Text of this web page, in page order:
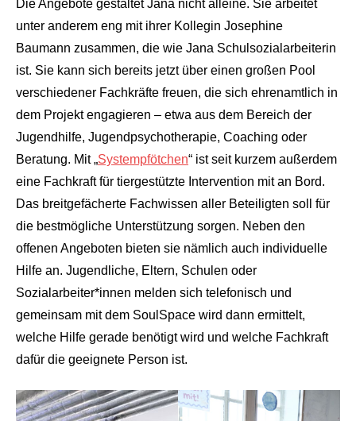
Die Angebote gestaltet Jana nicht alleine. Sie arbeitet
unter anderem eng mit ihrer Kollegin Josephine
Baumann zusammen, die wie Jana Schulsozialarbeiterin
ist. Sie kann sich bereits jetzt über einen großen Pool
verschiedener Fachkräfte freuen, die sich ehrenamtlich in
dem Projekt engagieren – etwa aus dem Bereich der
Jugendhilfe, Jugendpsychotherapie, Coaching oder
Beratung. Mit „Systempfötchen“ ist seit kurzem außerdem
eine Fachkraft für tiergestützte Intervention mit an Bord.
Das breitgefächerte Fachwissen aller Beteiligten soll für
die bestmögliche Unterstützung sorgen. Neben den
offenen Angeboten bieten sie nämlich auch individuelle
Hilfe an. Jugendliche, Eltern, Schulen oder
Sozialarbeiter*innen melden sich telefonisch und
gemeinsam mit dem SoulSpace wird dann ermittelt,
welche Hilfe gerade benötigt wird und welche Fachkraft
dafür die geeignete Person ist.